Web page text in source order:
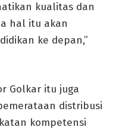
kualitas dan
hal itu akan
ke depan,”
Golkar itu juga
distribusi
kompetensi